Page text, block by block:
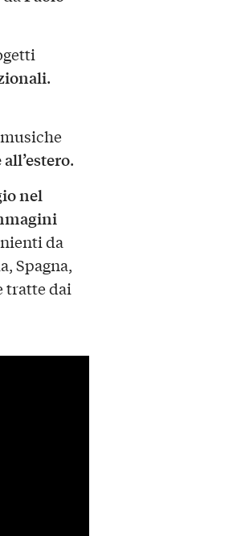
.
.
nel
da
Spagna,
tratte dai